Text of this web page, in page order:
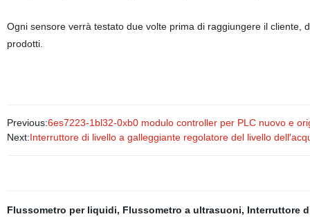
Ogni sensore verrà testato due volte prima di raggiungere il cliente,
prodotti.
Previous:6es7223-1bl32-0xb0 modulo controller per PLC nuovo e
Next:Interruttore di livello a galleggiante regolatore del livello
Flussometro per liquidi, Flussometro a ultrasuoni, Interruttore